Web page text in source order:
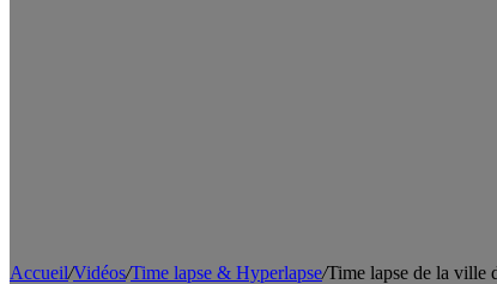
Accueil/Vidéos/Time lapse & Hyperlapse/Time lapse de la ville